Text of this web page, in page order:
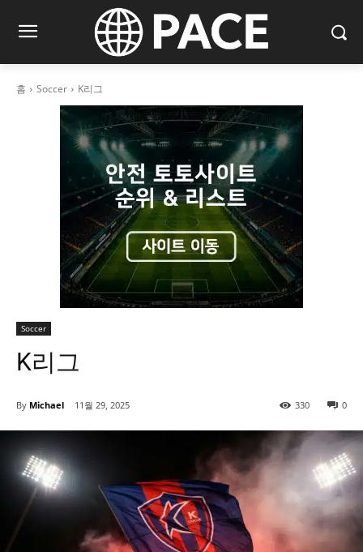
홈 Soccer K리그
Soccer
K리그
By Michael 11월 29, 2025 0
330